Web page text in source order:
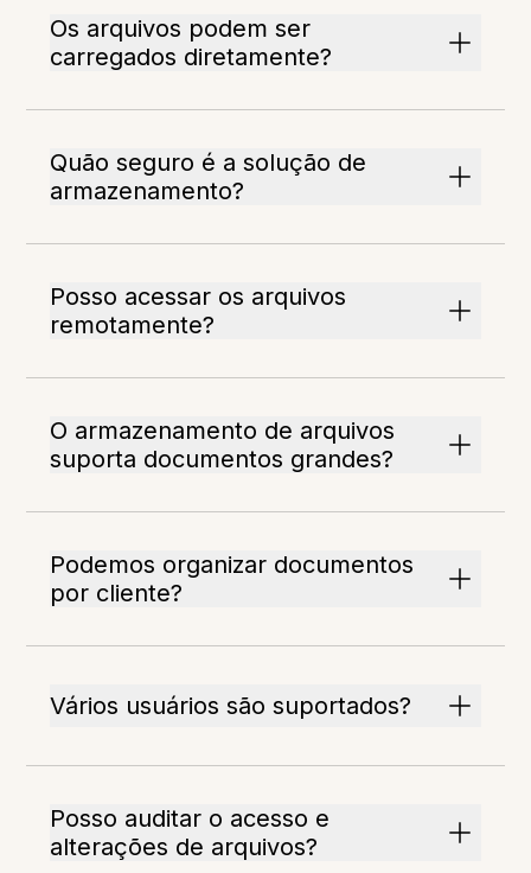
Os arquivos podem ser
carregados diretamente?
Quão seguro é a solução de
armazenamento?
Posso acessar os arquivos
remotamente?
O armazenamento de arquivos
suporta documentos grandes?
Podemos organizar documentos
por cliente?
Vários usuários são suportados?
Posso auditar o acesso e
alterações de arquivos?